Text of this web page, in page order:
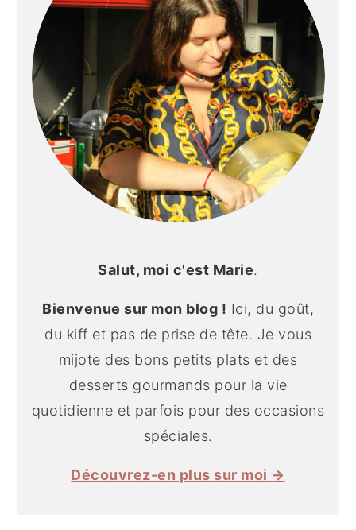
Salut, moi c'est Marie.
Bienvenue sur mon blog ! Ici, du goût,
du kiff et pas de prise de tête. Je vous
mijote des bons petits plats et des
desserts gourmands pour la vie
quotidienne et parfois pour des occasions
spéciales.
Découvrez-en plus sur moi →